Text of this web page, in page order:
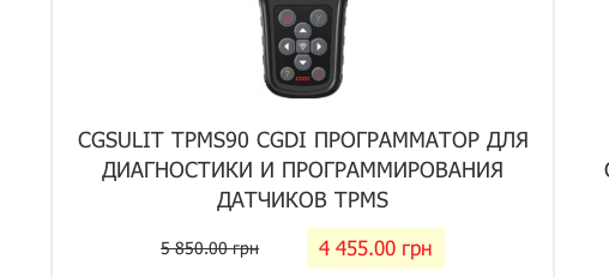
CGSULIT TPMS90 CGDI ПРОГРАММАТОР ДЛЯ
ДИАГНОСТИКИ И ПРОГРАММИРОВАНИЯ
ДАТЧИКОВ TPMS
5 850.00 грн 4 455.00 грн